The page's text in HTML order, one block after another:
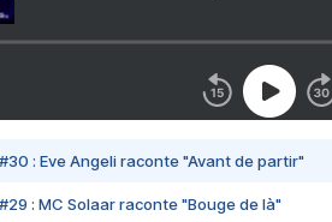
#30 : Eve Angeli raconte "Avant de partir"
#29 : MC Solaar raconte "Bouge de là"